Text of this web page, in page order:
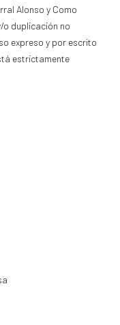
Alonso y Como
o duplicación no
expreso y por escrito
estrictamente